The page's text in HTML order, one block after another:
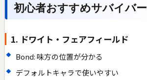
初心者おすすめサバイバー
1. ドワイト・フェアフィールド
Bond: 味方の位置が分かる
デフォルトキャラで使いやすい